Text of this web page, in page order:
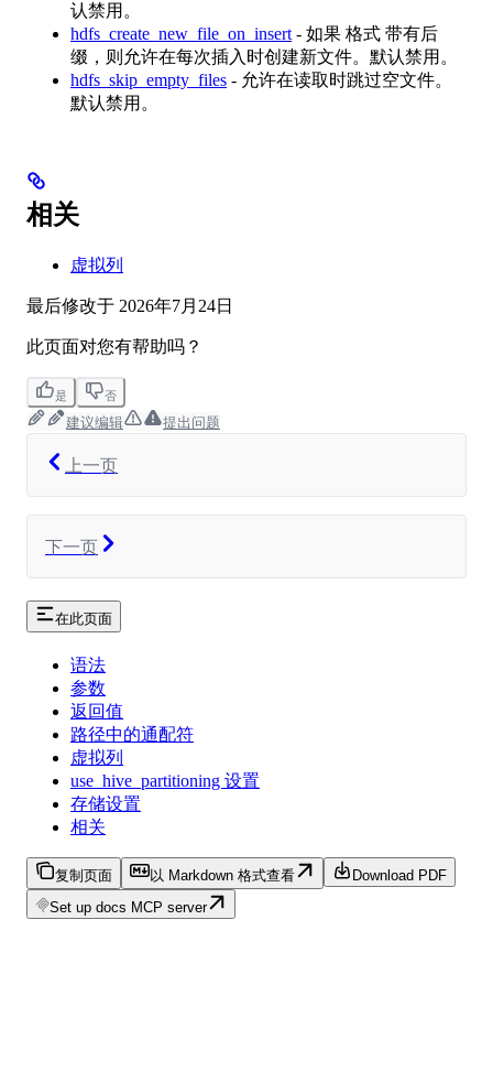
认禁用。
hdfs_create_new_file_on_insert- 如果 格式 带有后
缀，则允许在每次插入时创建新文件。默认禁用。
hdfs_skip_empty_files - 允许在读取时跳过空文件。
默认禁用。
相关
虚拟列
最后修改于 2026年7月24日
此页面对您有帮助吗？
是 否
建议编辑 提出问题
上一页
下一页
在此页面
语法
参数
返回值
路径中的通配符
虚拟列
use_hive_partitioning 设置
存储设置
相关
复制页面 以 Markdown 格式查看
Download PDF
Set up docs MCP server